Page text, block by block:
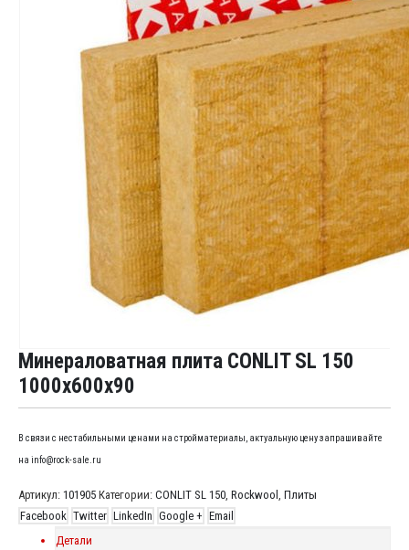
Минераловатная плита CONLIT SL 150
1000x600x90
В связи с нестабильными ценами на стройматериалы, актуальную цену запрашивайте
на info@rock-sale.ru
Артикул: 101905 Категории: CONLIT SL 150 Rockwool Плиты
Facebook Twitter LinkedIn Google + Email
Детали